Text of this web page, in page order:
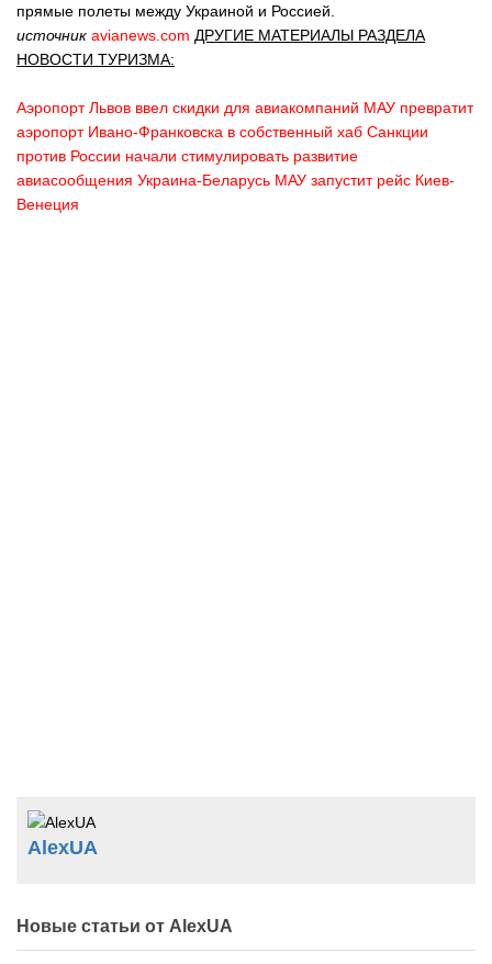
прямые полеты между Украиной и Россией.
источник avianews.com ДРУГИЕ МАТЕРИАЛЫ РАЗДЕЛА
НОВОСТИ ТУРИЗМА:
Аэропорт Львов ввел скидки для авиакомпаний МАУ превратит
аэропорт Ивано-Франковска в собственный хаб Санкции
против России начали стимулировать развитие
авиасообщения Украина-Беларусь МАУ запустит рейс Киев-
Венеция
AlexUA
Новые статьи от AlexUA